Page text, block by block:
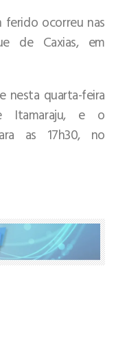
ocorreu nas
de Caxias, em
nesta quarta-feira
Itamaraju, e o
as 17h30, no